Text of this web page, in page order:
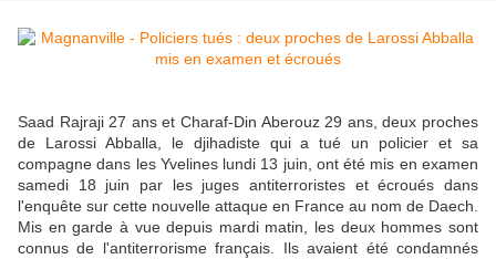
Saad Rajraji 27 ans et Charaf-Din Aberouz 29 ans, deux proches
de Larossi Abballa, le djihadiste qui a tué un policier et sa
compagne dans les Yvelines lundi 13 juin, ont été mis en examen
samedi 18 juin par les juges antiterroristes et écroués dans
l'enquête sur cette nouvelle attaque en France au nom de Daech.
Mis en garde à vue depuis mardi matin, les deux hommes sont
connus de l'antiterrorisme français. Ils avaient été condamnés